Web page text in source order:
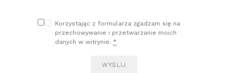
Korzystając z formularza zgadzam się na
przechowywanie i przetwarzanie moich
danych w witrynie. *